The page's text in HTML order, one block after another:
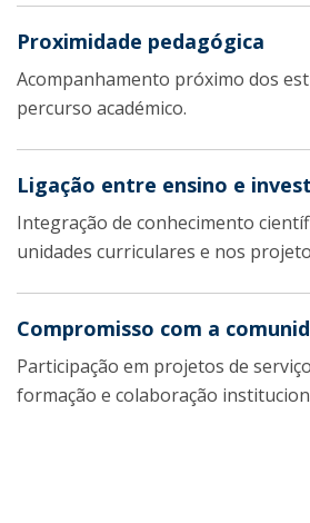
Proximidade pedagógica
Acompanhamento próximo dos
percurso académico.
Ligação entre ensino e
Integração de conhecimento
unidades curriculares e nos
Compromisso com a
Participação em projetos de
formação e colaboração